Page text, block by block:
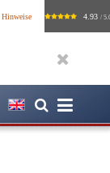
Hinweise 4.93 /